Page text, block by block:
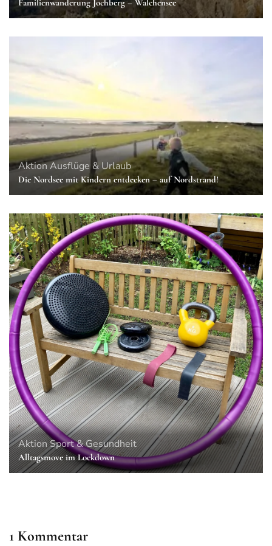
AktionAusflüge & Urlaub
Die Nordsee mit Kindern entdecken – auf Nordstrand!
AktionSport & Gesundheit
Alltagsmove im Lockdown
1 Kommentar